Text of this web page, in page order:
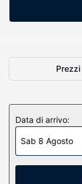
Prezzi
Data di arrivo:
Sab 8 Agosto